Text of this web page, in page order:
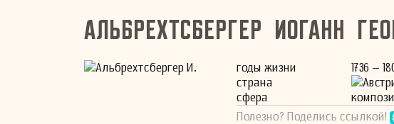
Альбрехтсбергер Иоганн
годы жизни
1736 –
страна
сфера
Полезно? Поделись ссылкой!